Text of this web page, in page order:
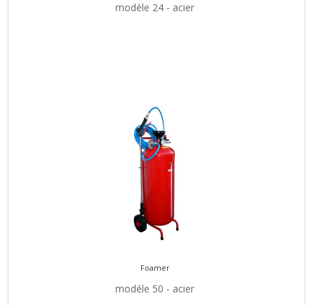
modéle 24 - acier
Foamer
modéle 50 - acier